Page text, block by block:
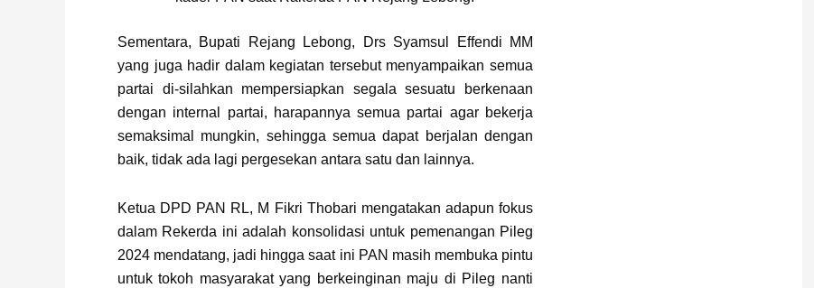
Sementara, Bupati Rejang Lebong, Drs Syamsul Effendi MM
yang juga hadir dalam kegiatan tersebut menyampaikan semua
partai di-silahkan mempersiapkan segala sesuatu berkenaan
dengan internal partai, harapannya semua partai agar bekerja
semaksimal mungkin, sehingga semua dapat berjalan dengan
baik, tidak ada lagi pergesekan antara satu dan lainnya.
Ketua DPD PAN RL, M Fikri Thobari mengatakan adapun fokus
dalam Rekerda ini adalah konsolidasi untuk pemenangan Pileg
2024 mendatang, jadi hingga saat ini PAN masih membuka pintu
untuk tokoh masyarakat yang berkeinginan maju di Pileg nanti